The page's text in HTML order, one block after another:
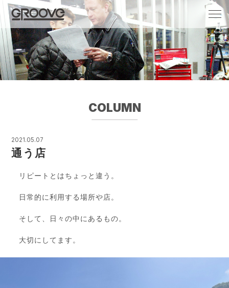
Groove 自転車 カフェ 輸入車・国産車のチ
ューニング/販売
COLUMN
2021.05.07
通う店
リピートとはちょっと違う。
日常的に利用する場所や店。
そして、日々の中にあるもの。
大切にしてます。